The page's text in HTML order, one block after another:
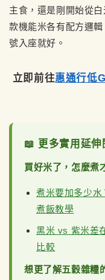
主食，還是剛開始從
款機能米各有配方邏
號入座就好。
立即前往惠通行低
📖 更多實用延伸
買好米了，怎麼煮
煮米要加多少
煮飯教學
黑米 vs 紫米差
比較
想更了解五穀雜糧